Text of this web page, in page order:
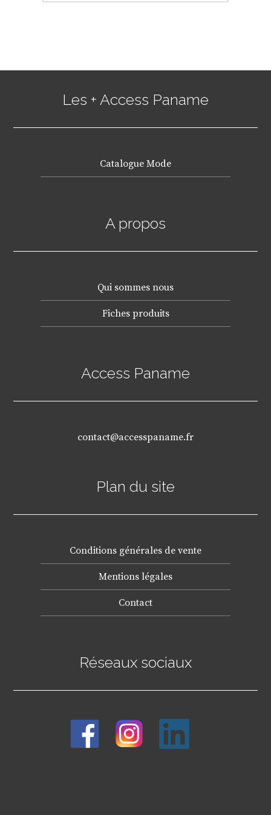
Les + Access Paname
Catalogue Mode
A propos
Qui sommes nous
Fiches produits
Access Paname
contact@accesspaname.fr
Plan du site
Conditions générales de vente
Mentions légales
Contact
Réseaux sociaux